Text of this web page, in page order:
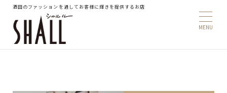
酒田のファッションを通してお客様に輝きを提供するお店